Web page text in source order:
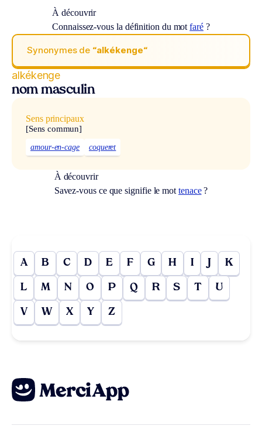
À découvrir
Connaissez-vous la définition du motfaré?
Synonymes de “alkékenge“
alkékenge
nom masculin
Sens principaux
[Sens commun]
amour-en-cage coqueret
À découvrir
Savez-vous ce que signifie le mot tenace?
A B C D E F G H I J K
L M N O P Q R S T U
V W X Y Z